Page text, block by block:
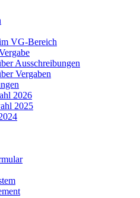
VG-Bereich
Ausschreibungen
Vergaben
2026
2025